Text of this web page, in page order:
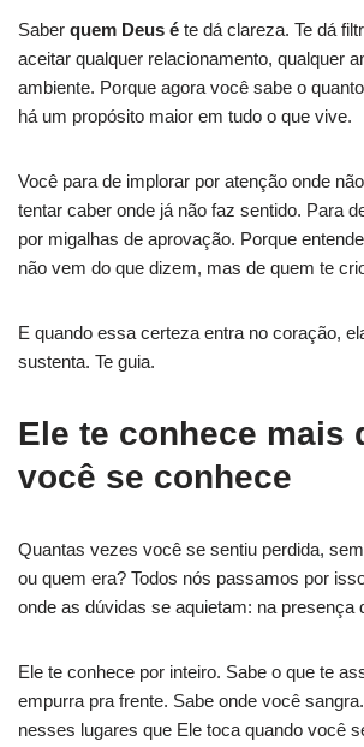
Saber quem Deus é te dá clareza. Te dá
aceitar qualquer relacionamento, qualquer
ambiente. Porque agora você sabe o
há um propósito maior em tudo o que vive.
Você para de implorar por atenção onde
tentar caber onde já não faz sentido. Para
por migalhas de aprovação. Porque
não vem do que dizem, mas de quem te
E quando essa certeza entra no coração,
sustenta. Te guia.
Ele te conhece mais
você se conhece
Quantas vezes você se sentiu perdida,
ou quem era? Todos nós passamos por
onde as dúvidas se aquietam: na presença
Ele te conhece por inteiro. Sabe o que te
empurra pra frente. Sabe onde você
nesses lugares que Ele toca quando você